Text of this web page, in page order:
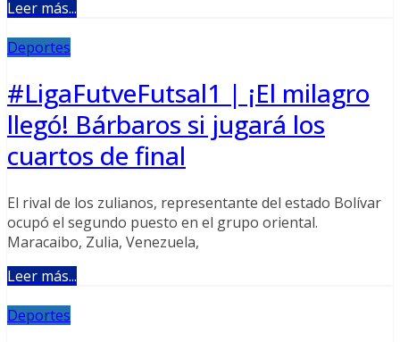
Leer más...
Deportes
#LigaFutveFutsal1 | ¡El milagro
llegó! Bárbaros si jugará los
cuartos de final
El rival de los zulianos, representante del estado Bolívar
ocupó el segundo puesto en el grupo oriental.
Maracaibo, Zulia, Venezuela,
Leer más...
Deportes